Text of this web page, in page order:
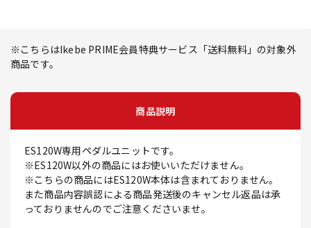
※こちらはIkebe PRIME会員特典サービス「送料無料」の対象外
商品です。
商品説明
ES120W専用ペダルユニットです。
※ES120W以外の商品にはお使いいただけません。
※こちらの商品にはES120W本体は含まれておりません。
また商品内容誤認による商品発送後のキャンセル返品は承
っておりませんのでご注意くださいませ。